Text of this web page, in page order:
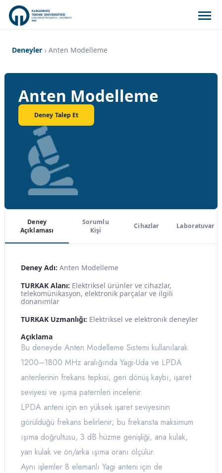
Deneyler Anten Modelleme
Anten Modelleme
Deney Talep Et
Deney
Açıklaması
Sorumlu
Kişi
Cihazlar Laboratuvar
Deney Adı: Anten Modelleme
TURKAK Alanı: Elektriksel ürünler ve cihazlar,
telekomünikasyon, elektronik parçalar ve ilgili
donanımlar
TURKAK Uzmanlığı: Elektriksel ve elektronik deneyler
Açıklama
Bu deneyde Anten Modelleme Sistemi kullanılarak
1200–1800 MHz aralığında Yagi-Uda ve LPDA
antenlerinin frekans tepkisi, geri dönüş kaybı, işaret
seviyesi ve ışıma paternleri incelenir.
LPDA anteni için en yüksek işaret seviyesinin
görüldüğü frekans belirlenir; bu frekansta maksimum
ışıma doğrultusu, 3 dB hüzme genişliği, ana kulak,
yan kulak ve ön/arka ışıma oranı ölçülür.
Aynı işlemler 8 elemanlı Yagi anteni için de